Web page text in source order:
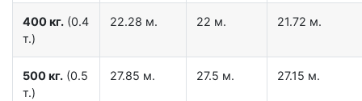
400 кг. (0.4
т.)
22.28 м. 22 м. 21.72 м.
500 кг. (0.5
т.)
27.85 м. 27.5 м. 27.15 м.